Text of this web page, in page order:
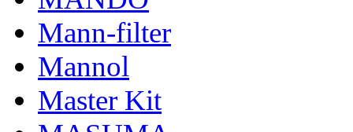
Mann-filter
Mannol
Master Kit